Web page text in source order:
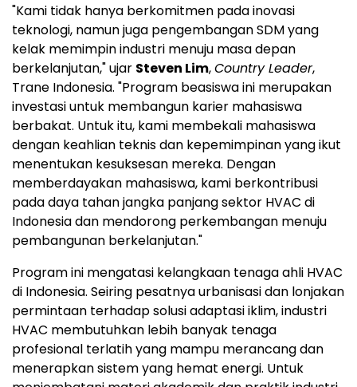
"Kami tidak hanya berkomitmen pada inovasi
teknologi, namun juga pengembangan SDM yang
kelak memimpin industri menuju masa depan
berkelanjutan," ujar Steven Lim,Country Leader,
Trane Indonesia. "Program beasiswa ini merupakan
investasi untuk membangun karier mahasiswa
berbakat. Untuk itu, kami membekali mahasiswa
dengan keahlian teknis dan kepemimpinan yang ikut
menentukan kesuksesan mereka. Dengan
memberdayakan mahasiswa, kami berkontribusi
pada daya tahan jangka panjang sektor HVAC di
Indonesiadan mendorong perkembangan menuju
pembangunan berkelanjutan."
Program ini mengatasi kelangkaan tenaga ahli HVAC
di Indonesia. Seiring pesatnya urbanisasi dan lonjakan
permintaan terhadap solusi adaptasi iklim, industri
HVAC membutuhkan lebih banyak tenaga
profesional terlatih yang mampu merancang dan
menerapkan sistem yang hemat energi. Untuk